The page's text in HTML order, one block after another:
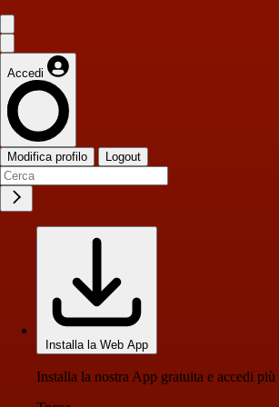
Accedi
Modifica profilo Logout
Installa la Web App
Installa la nostra App gratuita e accedi